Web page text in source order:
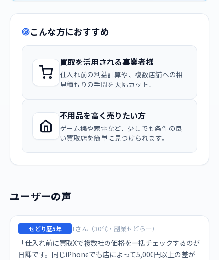
こんな方におすすめ
買取を活用される事業者様
仕入れ前の利益計算や、複数店舗への相
見積もりの手間を大幅カット。
不用品を高く売りたい方
ゲーム機や家電など、少しでも条件の良
い買取店を簡単に見つけられます。
ユーザーの声
せどり歴5年 Tさん（30代・副業せどらー）
「仕入れ前に買取Xで複数社の価格を一括チェックするのが
日課です。同じiPhoneでも店によって5,000円以上の差が